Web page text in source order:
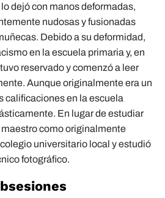
dejó con manos deformadas,
nudosas y fusionadas
Debido a su deformidad,
en la escuela primaria y, en
reservado y comenzó a leer
Aunque originalmente era un
calificaciones en la escuela
En lugar de estudiar
como originalmente
universitario local y estudió
fotográfico.